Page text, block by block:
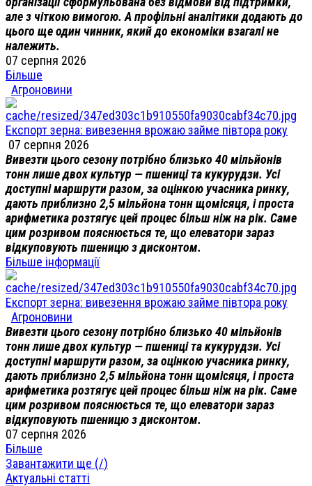
але з чіткою вимогою. А профільні аналітики додають до
цього ще один чинник, який до економіки взагалі не
належить.
07 серпня 2026
Більше
Агроновини
Експорт зерна: вивезення врожаю займе півтора року
07 серпня 2026
Вивезти цього сезону потрібно близько 40 мільйонів
тонн лише двох культур — пшениці та кукурудзи. Усі
доступні маршрути разом, за оцінкою учасника ринку,
дають приблизно 2,5 мільйона тонн щомісяця, і проста
арифметика розтягує цей процес більш ніж на рік. Саме
цим розривом пояснюється те, що елеватори зараз
відкуповують пшеницю з дисконтом.
Більше інформації
Експорт зерна: вивезення врожаю займе півтора року
Агроновини
Вивезти цього сезону потрібно близько 40 мільйонів
тонн лише двох культур — пшениці та кукурудзи. Усі
доступні маршрути разом, за оцінкою учасника ринку,
дають приблизно 2,5 мільйона тонн щомісяця, і проста
арифметика розтягує цей процес більш ніж на рік. Саме
цим розривом пояснюється те, що елеватори зараз
відкуповують пшеницю з дисконтом.
07 серпня 2026
Більше
Завантажити ще (/)
Актуальні статті